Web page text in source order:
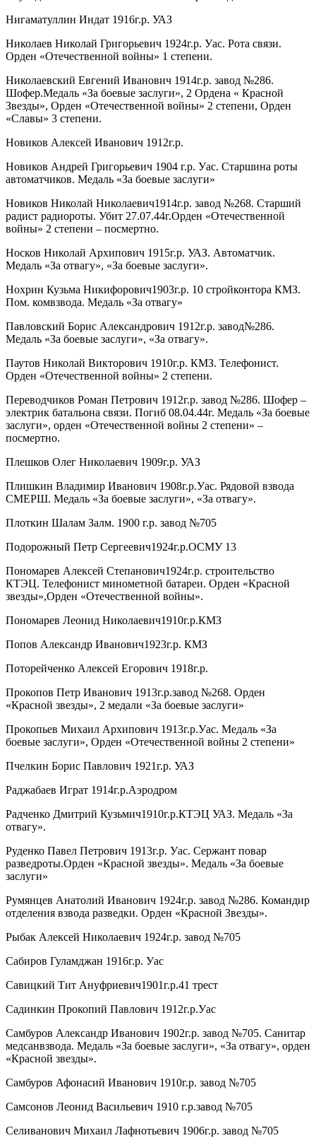
Нигаматуллин Индат 1916г.р. УАЗ
Николаев Николай Григорьевич 1924г.р. Уас. Рота связи.
Орден «Отечественной войны» 1 степени.
Николаевский Евгений Иванович 1914г.р. завод №286.
Шофер.Медаль «За боевые заслуги», 2 Ордена « Красной
Звезды», Орден «Отечественной войны» 2 степени, Орден
«Славы» 3 степени.
Новиков Алексей Иванович 1912г.р.
Новиков Андрей Григорьевич 1904 г.р. Уас. Старшина роты
автоматчиков. Медаль «За боевые заслуги»
Новиков Николай Николаевич1914г.р. завод №268. Старший
радист радиороты. Убит 27.07.44г.Орден «Отечественной
войны» 2 степени – посмертно.
Носков Николай Архипович 1915г.р. УАЗ. Автоматчик.
Медаль «За отвагу», «За боевые заслуги».
Нохрин Кузьма Никифорович1903г.р. 10 стройконтора КМЗ.
Пом. комвзвода. Медаль «За отвагу»
Павловский Борис Александрович 1912г.р. завод№286.
Медаль «За боевые заслуги», «За отвагу».
Паутов Николай Викторович 1910г.р. КМЗ. Телефонист.
Орден «Отечественной войны» 2 степени.
Переводчиков Роман Петрович 1912г.р. завод №286. Шофер –
электрик батальона связи. Погиб 08.04.44г. Медаль «За боевые
заслуги», орден «Отечественной войны 2 степени» –
посмертно.
Плешков Олег Николаевич 1909г.р. УАЗ
Плишкин Владимир Иванович 1908г.р.Уас. Рядовой взвода
СМЕРШ. Медаль «За боевые заслуги», «За отвагу».
Плоткин Шалам Залм. 1900 г.р. завод №705
Подорожный Петр Сергеевич1924г.р.ОСМУ 13
Пономарев Алексей Степанович1924г.р. строительство
КТЭЦ. Телефонист минометной батареи. Орден «Красной
звезды»,Орден «Отечественной войны».
Пономарев Леонид Николаевич1910г.р.КМЗ
Попов Александр Иванович1923г.р. КМЗ
Поторейченко Алексей Егорович 1918г.р.
Прокопов Петр Иванович 1913г.р.завод №268. Орден
«Красной звезды», 2 медали «За боевые заслуги»
Прокопьев Михаил Архипович 1913г.р.Уас. Медаль «За
боевые заслуги», Орден «Отечественной войны 2 степени»
Пчелкин Борис Павлович 1921г.р. УАЗ
Раджабаев Играт 1914г.р.Аэродром
Радченко Дмитрий Кузьмич1910г.р.КТЭЦ УАЗ. Медаль «За
отвагу».
Руденко Павел Петрович 1913г.р. Уас. Сержант повар
разведроты.Орден «Красной звезды». Медаль «За боевые
заслуги»
Румянцев Анатолий Иванович 1924г.р. завод №286. Командир
отделения взвода разведки. Орден «Красной Звезды».
Рыбак Алексей Николаевич 1924г.р. завод №705
Сабиров Гуламджан 1916г.р. Уас
Савицкий Тит Ануфриевич1901г.р.41 трест
Садинкин Прокопий Павлович 1912г.р.Уас
Самбуров Александр Иванович 1902г.р. завод №705. Санитар
медсанвзвода. Медаль «За боевые заслуги», «За отвагу», орден
«Красной звезды».
Самбуров Афонасий Иванович 1910г.р. завод №705
Самсонов Леонид Васильевич 1910 г.р.завод №705
Селиванович Михаил Лафнотьевич 1906г.р. завод №705